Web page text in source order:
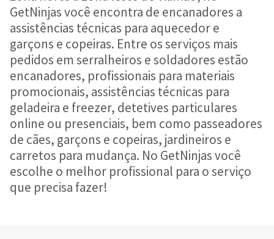
GetNinjas você encontra de encanadores a
assistências técnicas para aquecedor e
garçons e copeiras. Entre os serviços mais
pedidos em serralheiros e soldadores estão
encanadores, profissionais para materiais
promocionais, assistências técnicas para
geladeira e freezer, detetives particulares
online ou presenciais, bem como passeadores
de cães, garçons e copeiras, jardineiros e
carretos para mudança. No GetNinjas você
escolhe o melhor profissional para o serviço
que precisa fazer!